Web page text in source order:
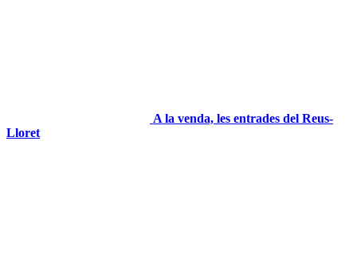
A la venda, les entrades del Reus-
Lloret